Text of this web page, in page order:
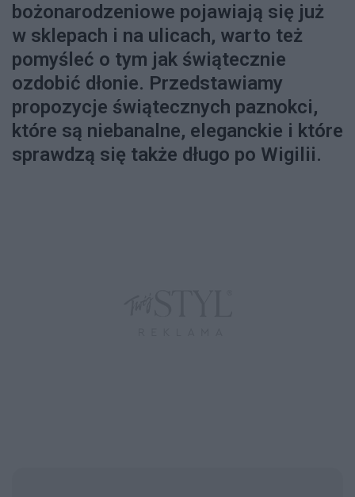
bożonarodzeniowe pojawiają się już
w sklepach i na ulicach, warto też
pomyśleć o tym jak świątecznie
ozdobić dłonie. Przedstawiamy
propozycje świątecznych paznokci,
które są niebanalne, eleganckie i które
sprawdzą się także długo po Wigilii.